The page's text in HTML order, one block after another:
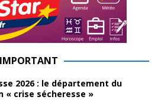
IMPORTANT
2026 : le département du
« crise sécheresse »